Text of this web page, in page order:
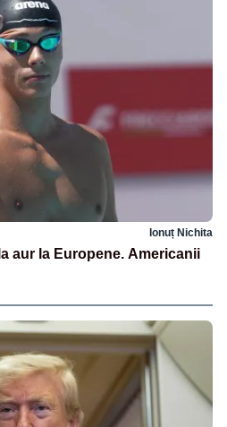
Ionuț Nichita
aur la Europene. Americanii